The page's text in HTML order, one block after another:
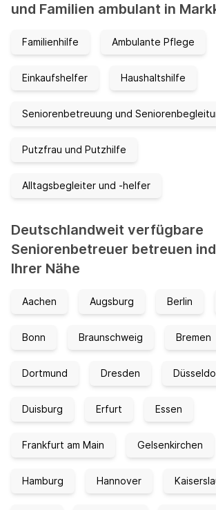
und Familien ambulant in
Familienhilfe Ambulante Pflege
Einkaufshelfer Haushaltshilfe
Seniorenbetreuung und
Putzfrau und Putzhilfe
Alltagsbegleiter und -helfer
Deutschlandweit verfügbare
Seniorenbetreuer betreuen
Ihrer Nähe
Aachen Augsburg Berlin
Bonn Braunschweig Bremen
Dortmund Dresden
Duisburg Erfurt Essen
Frankfurt am Main Gelsenkirchen
Hamburg Hannover